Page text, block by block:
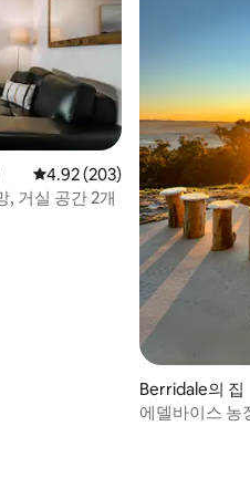
평점 4.92점(5점 만점), 후기
4.92 (203)
, 거실 공간 2개
Berridale의 집
에델바이스 농